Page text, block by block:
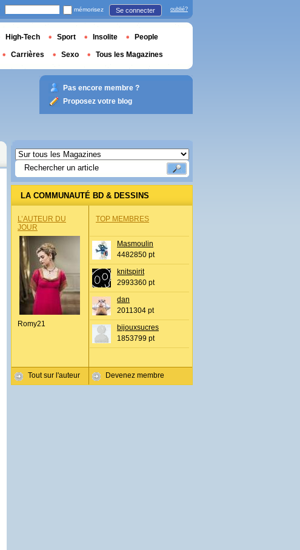
LA COMMUNAUTÉ BD & DESSINS
L’AUTEUR DU
JOUR
Romy21
Tout sur l'auteur
TOP MEMBRES
Masmoulin
4482850 pt
knitspirit
2993360 pt
dan
2011304 pt
bijouxsucres
1853799 pt
Devenez membre
mémorisez Se connecter oublié?
High-Tech Sport Insolite People
Carrières Sexo Tous les Magazines
Pas encore membre ?
Proposez votre blog